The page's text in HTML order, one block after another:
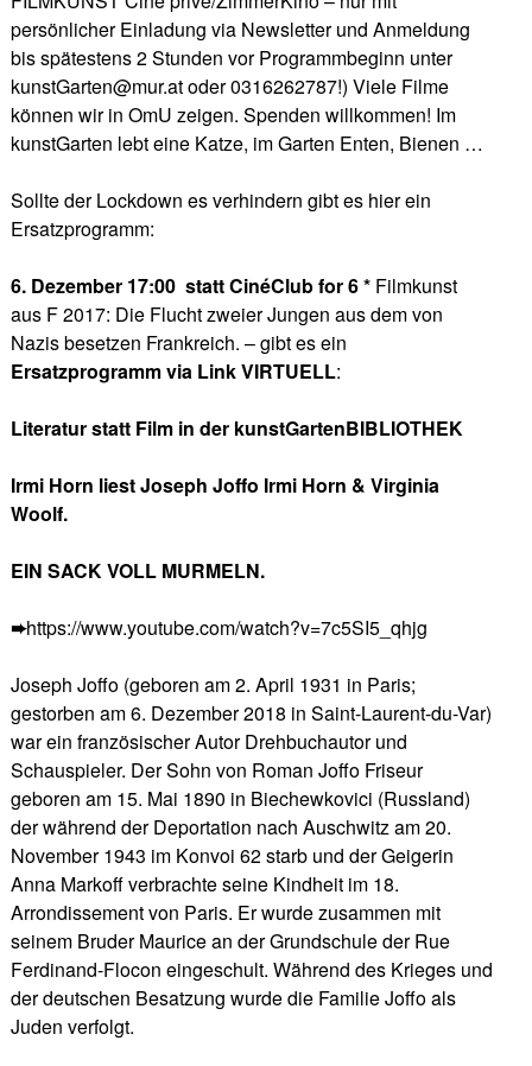
persönlicher Einladung via Newsletter und Anmeldung
bis spätestens 2 Stunden vor Programmbeginn unter
kunstGarten@mur.at oder 0316262787!) Viele Filme
können wir in OmU zeigen. Spenden willkommen! Im
kunstGarten lebt eine Katze, im Garten Enten, Bienen …
Sollte der Lockdown es verhindern gibt es hier ein
Ersatzprogramm:
6. Dezember 17:00 statt CinéClub for 6 * Filmkunst
aus F 2017: Die Flucht zweier Jungen aus dem von
Nazis besetzen Frankreich. – gibt es ein
Ersatzprogramm via Link VIRTUELL:
Literatur statt Film in der kunstGartenBIBLIOTHEK
Irmi Horn liest Joseph Joffo Irmi Horn & Virginia
Woolf.
EIN SACK VOLL MURMELN.
➨https://www.youtube.com/watch?v=7c5SI5_qhjg
Joseph Joffo (geboren am 2. April 1931 in Paris;
gestorben am 6. Dezember 2018 in Saint-Laurent-du-Var)
war ein französischer Autor Drehbuchautor und
Schauspieler. Der Sohn von Roman Joffo Friseur
geboren am 15. Mai 1890 in Biechewkovici (Russland)
der während der Deportation nach Auschwitz am 20.
November 1943 im Konvoi 62 starb und der Geigerin
Anna Markoff verbrachte seine Kindheit im 18.
Arrondissement von Paris. Er wurde zusammen mit
seinem Bruder Maurice an der Grundschule der Rue
Ferdinand-Flocon eingeschult. Während des Krieges und
der deutschen Besatzung wurde die Familie Joffo als
Juden verfolgt.